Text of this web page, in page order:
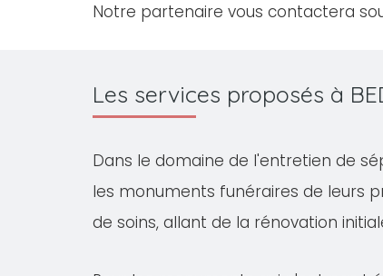
Notre partenaire vous contactera
Les services proposés à
Dans le domaine de l'entretien de
les monuments funéraires de leurs
de soins, allant de la rénovation